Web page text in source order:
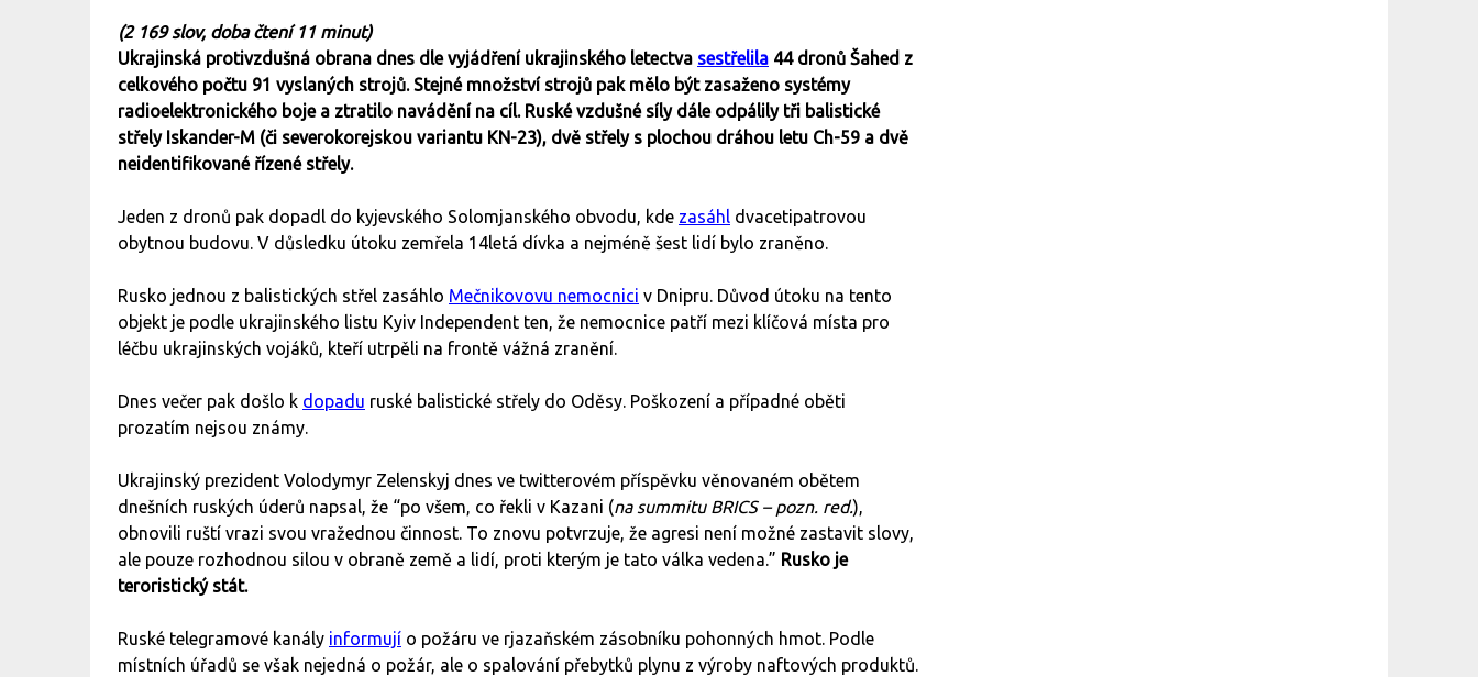
(2 169 slov, doba čtení 11 minut)
Ukrajinská protivzdušná obrana dnes dle vyjádření ukrajinského letectva sestřelila 44 dronů Šahed z
celkového počtu 91 vyslaných strojů. Stejné množství strojů pak mělo být zasaženo systémy
radioelektronického boje a ztratilo navádění na cíl. Ruské vzdušné síly dále odpálily tři balistické
střely Iskander-M (či severokorejskou variantu KN-23), dvě střely s plochou dráhou letu Ch-59 a dvě
neidentifikované řízené střely.
Jeden z dronů pak dopadl do kyjevského Solomjanského obvodu, kde zasáhl dvacetipatrovou
obytnou budovu. V důsledku útoku zemřela 14letá dívka a nejméně šest lidí bylo zraněno.
Rusko jednou z balistických střel zasáhlo Mečnikovovu nemocnici v Dnipru. Důvod útoku na tento
objekt je podle ukrajinského listu Kyiv Independent ten, že nemocnice patří mezi klíčová místa pro
léčbu ukrajinských vojáků, kteří utrpěli na frontě vážná zranění.
Dnes večer pak došlo k dopadu ruské balistické střely do Oděsy. Poškození a případné oběti
prozatím nejsou známy.
Ukrajinský prezident Volodymyr Zelenskyj dnes ve twitterovém příspěvku věnovaném obětem
dnešních ruských úderů napsal, že “po všem, co řekli v Kazani (na summitu BRICS – pozn. red.),
obnovili ruští vrazi svou vražednou činnost. To znovu potvrzuje, že agresi není možné zastavit slovy,
ale pouze rozhodnou silou v obraně země a lidí, proti kterým je tato válka vedena.” Rusko je
teroristický stát.
Ruské telegramové kanály informují o požáru ve rjazaňském zásobníku pohonných hmot. Podle
místních úřadů se však nejedná o požár, ale o spalování přebytků plynu z výroby naftových produktů.